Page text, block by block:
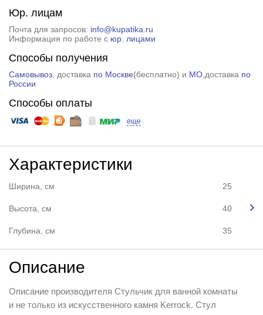
Юр. лицам
Почта для запросов: info@kupatika.ru
Информация по работе с юр. лицами
Способы получения
Самовывоз, доставка по Москве(бесплатно) и МО,доставка по
России
Способы оплаты
еще
Характеристики
Ширина, см 25
Высота, см 40
Глубина, см 35
Описание
Описание производителя Стульчик для ванной комнаты
и не только из искусственного камня Kerrock. Стул